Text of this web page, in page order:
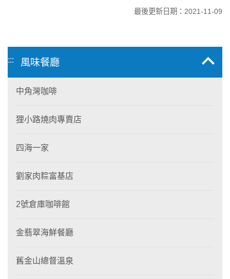
最後更新日期：2021-11-09
::: 風味餐廳
中角灣咖啡
狸小路燒肉專賣店
四海一家
劉家肉粽富基店
2號倉庫咖啡館
金翡翠海鮮餐廳
舊金山總督溫泉